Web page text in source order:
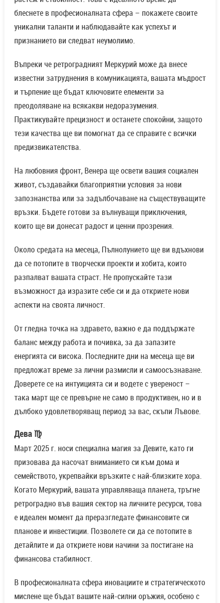
блеснете в професионалната сфера – покажете своите
уникални таланти и наблюдавайте как успехът и
признанието ви следват неумолимо.
Въпреки че ретроградният Меркурий може да внесе
известни затруднения в комуникацията, вашата мъдрост
и търпение ще бъдат ключовите елементи за
преодоляване на всякакви недоразумения.
Практикувайте прецизност и останете спокойни, защото
тези качества ще ви помогнат да се справите с всички
предизвикателства.
На любовния фронт, Венера ще освети вашия социален
живот, създавайки благоприятни условия за нови
запознанства или за задълбочаване на съществуващите
връзки. Бъдете готови за вълнуващи приключения,
които ще ви донесат радост и ценни прозрения.
Около средата на месеца, Пълнолунието ще ви вдъхнови
да се потопите в творчески проекти и хобита, които
разпалват вашата страст. Не пропускайте тази
възможност да изразите себе си и да откриете нови
аспекти на своята личност.
От гледна точка на здравето, важно е да поддържате
баланс между работа и почивка, за да запазите
енергията си висока. Последните дни на месеца ще ви
предложат време за лични размисли и самоосъзнаване.
Доверете се на интуицията си и водете с увереност –
така март ще се превърне не само в продуктивен, но и в
дълбоко удовлетворяващ период за вас, скъпи Лъвове.
Дева ♍
Март 2025 г. носи специална магия за Девите, като ги
призовава да насочат вниманието си към дома и
семейството, укрепвайки връзките с най-близките хора.
Когато Меркурий, вашата управляваща планета, тръгне
ретроградно във вашия сектор на личните ресурси, това
е идеален момент да преразгледате финансовите си
планове и инвестиции. Позволете си да се потопите в
детайлите и да откриете нови начини за постигане на
финансова стабилност.
В професионалната сфера иновациите и стратегическото
мислене ще бъдат вашите най-силни оръжия, особено с